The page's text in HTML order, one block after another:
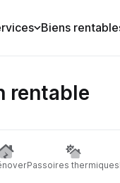
Biens
rentable
Passoires thermiques